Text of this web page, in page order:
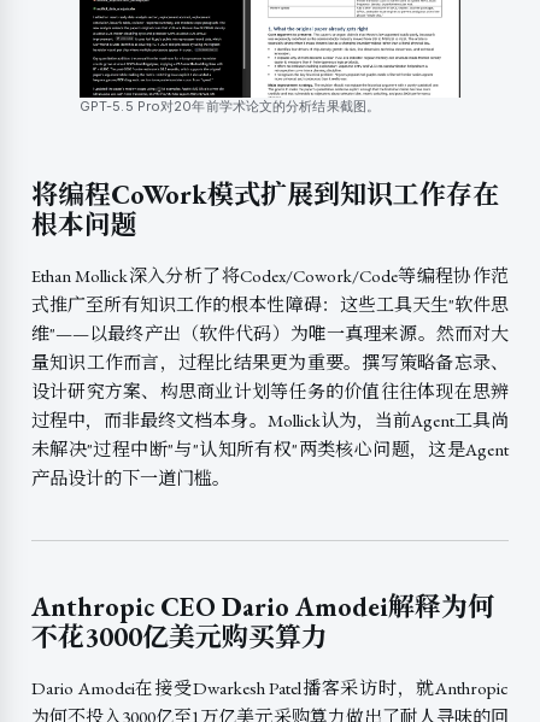
GPT-5.5 Pro对20年前学术论文的分析结果截图。
将编程CoWork模式扩展到知识工作存在
根本问题
Ethan Mollick深入分析了将Codex/Cowork/Code等编程协作范
式推广至所有知识工作的根本性障碍：这些工具天生"软件思
维"——以最终产出（软件代码）为唯一真理来源。然而对大
量知识工作而言，过程比结果更为重要。撰写策略备忘录、
设计研究方案、构思商业计划等任务的价值往往体现在思辨
过程中，而非最终文档本身。Mollick认为，当前Agent工具尚
未解决"过程中断"与"认知所有权"两类核心问题，这是Agent
产品设计的下一道门槛。
Anthropic CEO Dario Amodei解释为何
不花3000亿美元购买算力
Dario Amodei在接受Dwarkesh Patel播客采访时，就Anthropic
为何不投入3000亿至1万亿美元采购算力做出了耐人寻味的回